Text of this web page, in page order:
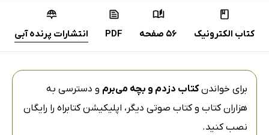
کتاب الکترونیک 56 صفحه PDF انتشارات پرنده آبی
برای خواندنکتاب دزدم و بچه می‌برم و دسترسی به
هزاران کتاب و کتاب صوتی دیگر، اپلیکیشن کتابراه را رایگان
نصب کنید.